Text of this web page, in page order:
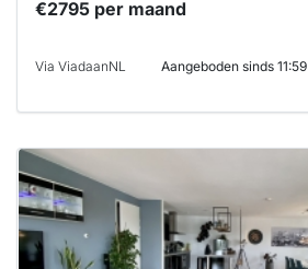
€2795 per maand
Via ViadaanNL Aangeboden sinds 11:59
Deze woning
is
waarschijnlijk
al verhuurd
Om kans te
maken moet je